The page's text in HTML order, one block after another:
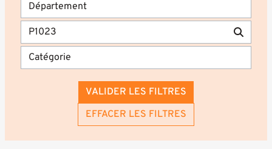
VALIDER LES FILTRES
EFFACER LES FILTRES